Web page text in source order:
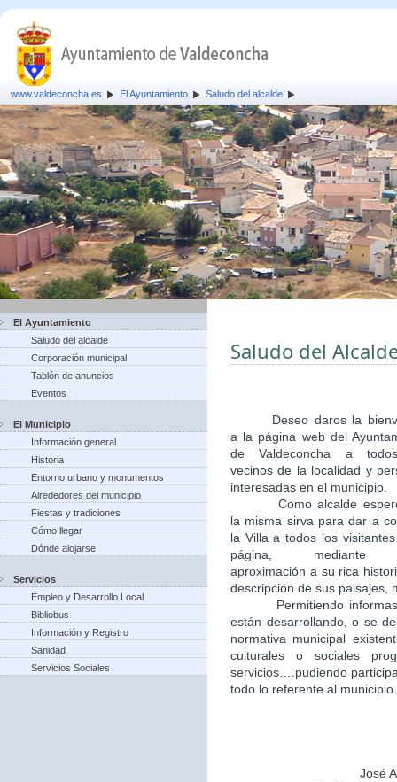
www.valdeconcha.es El Ayuntamiento Saludo del alcalde
El Ayuntamiento
Saludo del alcalde
Corporación municipal
Tablón de anuncios
Eventos
El Municipio
Información general
Historia
Entorno urbano y monumentos
Alrededores del municipio
Fiestas y tradiciones
Cómo llegar
Dónde alojarse
Servicios
Empleo y Desarrollo Local
Bibliobus
Información y Registro
Sanidad
Servicios Sociales
Saludo del
Deseo daros la
a la página web del
de Valdeconcha a
vecinos de la localidad y
interesadas en el municipio.
Como alcalde
la misma sirva para dar a
la Villa a todos los
página, mediante
aproximación a su rica
descripción de sus paisajes,
Permitiendo
están desarrollando, o se
normativa municipal
culturales o sociales
servicios….pudiendo
todo lo referente al municipio.
José